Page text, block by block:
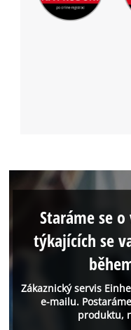
Zákaznický servis
e-mailu.
produktu,
Staráme se
týkajících se